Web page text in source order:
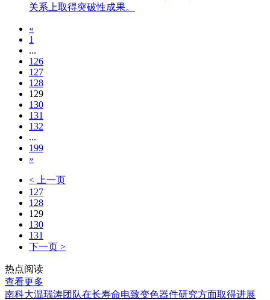
关系上取得突破性成果。
«
1
...
126
127
128
129
130
131
132
...
199
»
< 上一页
127
128
129
130
131
下一页 >
热点阅读
查看更多
南科大温瑞涛团队在长寿命电致变色器件研究方面取得进展